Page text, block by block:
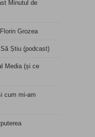
Minutul de
Grozea
Știu (podcast)
Media (și ce
cum mi-am